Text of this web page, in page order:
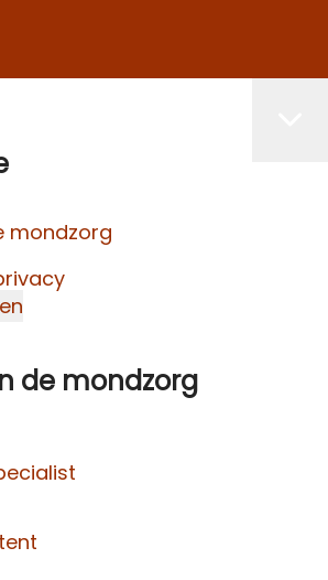
mondzorg
de mondzorg